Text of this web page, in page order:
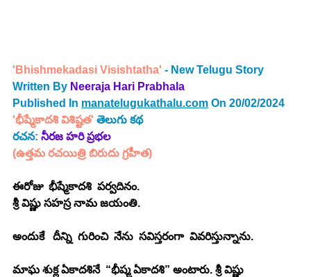
'Bhishmekadasi Visishtatha' - New Telugu Story
Written By Neeraja Hari Prabhala
Published In manatelugukathalu.com On 20/02/2024
'భీష్మేకాదశి విశిష్టత' తెలుగు కథ
రచన: నీరజ హరి ప్రభల
(ఉత్తమ రచయిత్రి బిరుదు గ్రహీత)
ఈరోజు  భీష్మేకాదశి  పర్వదినం.
శ్రీ విష్ణు సహస్ర నామ జయంతి.
అందుకే   దీన్ని  గురించి  నేను  సవిస్తరంగా  వివరిస్తున్నాను.
మాఘ శుక్ల ఏకాదశినే  “భీష్మ ఏకాదశి” అంటారు. శ్రీ విష్ణు